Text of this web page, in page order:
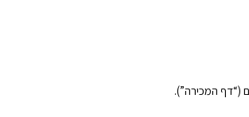
(“דף המכירה”).